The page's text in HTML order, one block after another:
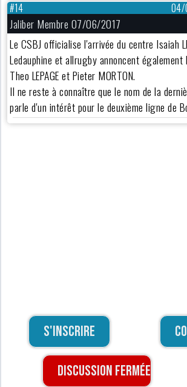
04/
#14
Jaliber Membre 07/06/2017
Le CSBJ officialise l'arrivée du centre Isaiah
Ledauphine et allrugby annoncent également
Theo LEPAGE et Pieter MORTON.
Il ne reste à connaître que le nom de la
parle d'un intérêt pour le deuxième ligne de
S'inscrire
Discussion fermée